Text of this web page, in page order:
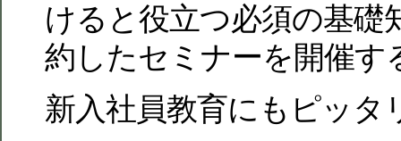
けると役立つ必須の基礎
約したセミナーを開催す
新入社員教育にもピッタ